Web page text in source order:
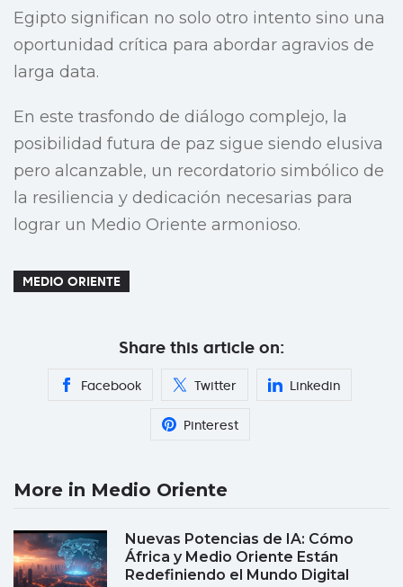
Egipto significan no solo otro intento sino una
oportunidad crítica para abordar agravios de
larga data.
En este trasfondo de diálogo complejo, la
posibilidad futura de paz sigue siendo elusiva
pero alcanzable, un recordatorio simbólico de
la resiliencia y dedicación necesarias para
lograr un Medio Oriente armonioso.
MEDIO ORIENTE
Share this article on:
Facebook Twitter Linkedin
Pinterest
More in Medio Oriente
Nuevas Potencias de IA: Cómo
África y Medio Oriente Están
Redefiniendo el Mundo Digital